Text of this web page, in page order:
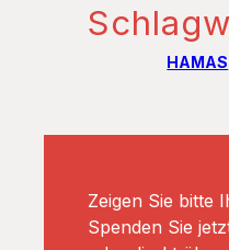
HAMAS
Zeigen Sie bitte
Spenden Sie